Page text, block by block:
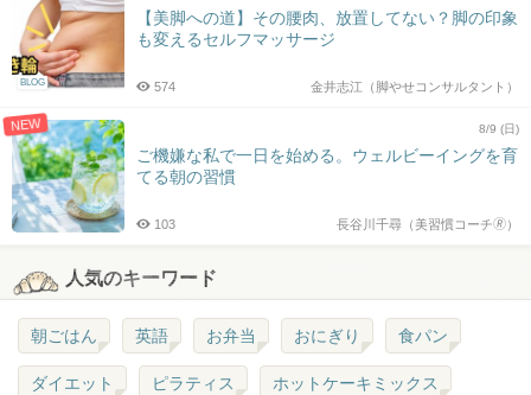
BLOG
【美脚への道】その腰肉、放置してない？脚の印象
も変えるセルフマッサージ
金井志江（脚やせコンサルタント）
574
NEW 8/9 (日)
ご機嫌な私で一日を始める。ウェルビーイングを育
てる朝の習慣
長谷川千尋（美習慣コーチ🄬）
103
人気のキーワード
朝ごはん 英語 お弁当 おにぎり 食パン
ダイエット ピラティス ホットケーキミックス